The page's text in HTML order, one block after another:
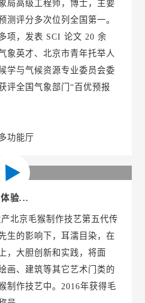
局高级工程师，博士，主要
测评分多次位列全国第一。
项，发表 SCI 论文 20 余
象英才、北京市青年托举人
学与气候资源专业委员会委
评全国气象部门“百优预报
功能厅
验...
北京毛猴制作技艺第五代传
生的影响下，耳濡目染，在
，大胆创新和实践，将面
画、建筑等其它艺术门类的
制作技艺中。2016年获得毛